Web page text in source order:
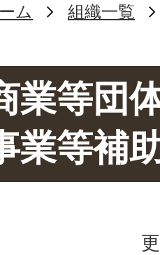
ム 組織一覧
業等団
業等補